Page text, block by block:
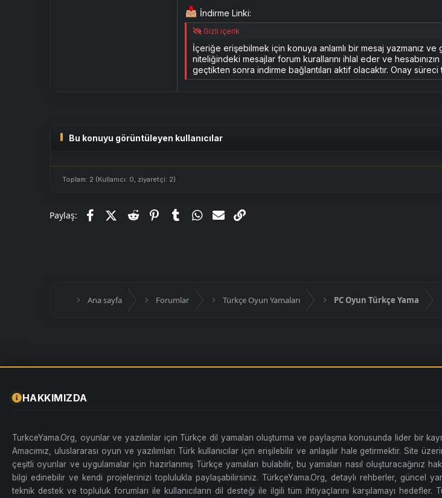
İndirme Linki:
Gizli içerik
İçeriğe erişebilmek için konuya anlamlı bir mesaj yazmanız
niteliğindeki mesajlar forum kurallarını ihlal eder ve
geçtikten sonra indirme bağlantıları aktif olacaktır. Onay
Bu konuyu görüntüleyen kullanıcılar
Toplam: 2 (Kullanıcı: 0, ziyaretçi: 2)
Paylaş: FacebookX (Twitter)
Reddit PinterestTumblr WhatsApp
E-posta
Ana sayfa Forumlar Türkçe Oyun Yamaları PC Oyun Türkçe Yama
HAKKIMIZDA
TurkceYama.Org, oyunlar ve yazılımlar için Türkçe dil yamaları oluşturma ve paylaşma konusunda lider bir
Amacımız, uluslararası oyun ve yazılımları Türk kullanıcılar için erişilebilir ve anlaşılır hale getirmektir. Site
çeşitli oyunlar ve uygulamalar için hazırlanmış Türkçe yamaları bulabilir, bu yamaları nasıl oluşturacağınız
bilgi edinebilir ve kendi projelerinizi toplulukla paylaşabilirsiniz. TürkçeYama.Org, detaylı rehberler, güncel
teknik destek ve topluluk forumları ile kullanıcıların dil desteği ile ilgili tüm ihtiyaçlarını karşılamayı hedefler.